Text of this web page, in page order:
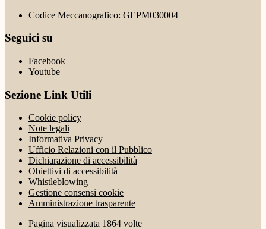
Codice Meccanografico: GEPM030004
Seguici su
Facebook
Youtube
Sezione Link Utili
Cookie policy
Note legali
Informativa Privacy
Ufficio Relazioni con il Pubblico
Dichiarazione di accessibilità
Obiettivi di accessibilità
Whistleblowing
Gestione consensi cookie
Amministrazione trasparente
Pagina visualizzata 1864 volte